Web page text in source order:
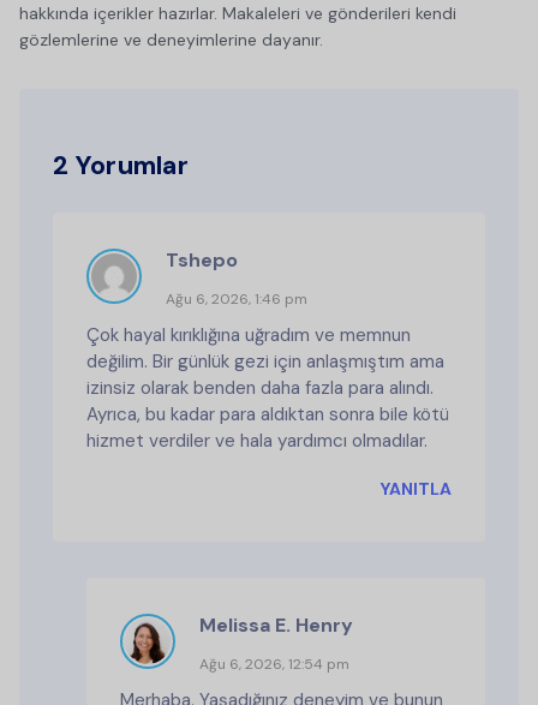
hakkında içerikler hazırlar. Makaleleri ve gönderileri kendi
gözlemlerine ve deneyimlerine dayanır.
2 Yorumlar
Tshepo
Ağu 6, 2026, 1:46 pm
Çok hayal kırıklığına uğradım ve memnun
değilim. Bir günlük gezi için anlaşmıştım ama
izinsiz olarak benden daha fazla para alındı.
Ayrıca, bu kadar para aldıktan sonra bile kötü
hizmet verdiler ve hala yardımcı olmadılar.
YANITLA
Melissa E. Henry
Ağu 6, 2026, 12:54 pm
Merhaba. Yaşadığınız deneyim ve bunun